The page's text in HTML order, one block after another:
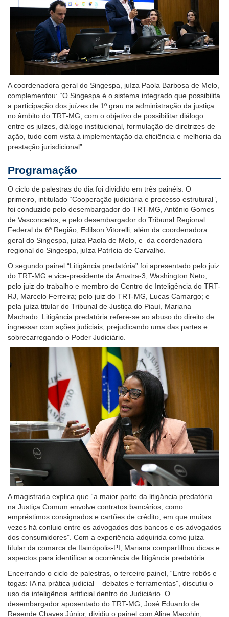
A coordenadora geral do Singespa, juíza Paola Barbosa de Melo,
complementou: “O Singespa é o sistema integrado que possibilita
a participação dos juízes de 1º grau na administração da justiça
no âmbito do TRT-MG, com o objetivo de possibilitar diálogo
entre os juízes, diálogo institucional, formulação de diretrizes de
ação, tudo com vista à implementação da eficiência e melhoria da
prestação jurisdicional”.
Programação
O ciclo de palestras do dia foi dividido em três painéis. O
primeiro, intitulado “Cooperação judiciária e processo estrutural”,
foi conduzido pelo desembargador do TRT-MG, Antônio Gomes
de Vasconcelos, e pelo desembargador do Tribunal Regional
Federal da 6ª Região, Edilson Vitorelli, além da coordenadora
geral do Singespa, juíza Paola de Melo, e da coordenadora
regional do Singespa, juíza Patrícia de Carvalho.
O segundo painel “Litigância predatória” foi apresentado pelo juiz
do TRT-MG e vice-presidente da Amatra-3, Washington Neto;
pelo juiz do trabalho e membro do Centro de Inteligência do TRT-
RJ, Marcelo Ferreira; pelo juiz do TRT-MG, Lucas Camargo; e
pela juíza titular do Tribunal de Justiça do Piauí, Mariana
Machado. Litigância predatória refere-se ao abuso do direito de
ingressar com ações judiciais, prejudicando uma das partes e
sobrecarregando o Poder Judiciário.
A magistrada explica que “a maior parte da litigância predatória
na Justiça Comum envolve contratos bancários, como
empréstimos consignados e cartões de crédito, em que muitas
vezes há conluio entre os advogados dos bancos e os advogados
dos consumidores”. Com a experiência adquirida como juíza
titular da comarca de Itainópolis-PI, Mariana compartilhou dicas e
aspectos para identificar a ocorrência de litigância predatória.
Encerrando o ciclo de palestras, o terceiro painel, “Entre robôs e
togas: IA na prática judicial – debates e ferramentas”, discutiu o
uso da inteligência artificial dentro do Judiciário. O
desembargador aposentado do TRT-MG, José Eduardo de
Resende Chaves Júnior, dividiu o painel com Aline Macohin,